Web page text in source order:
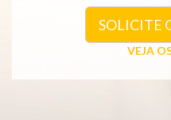
SOLICITE
VEJA